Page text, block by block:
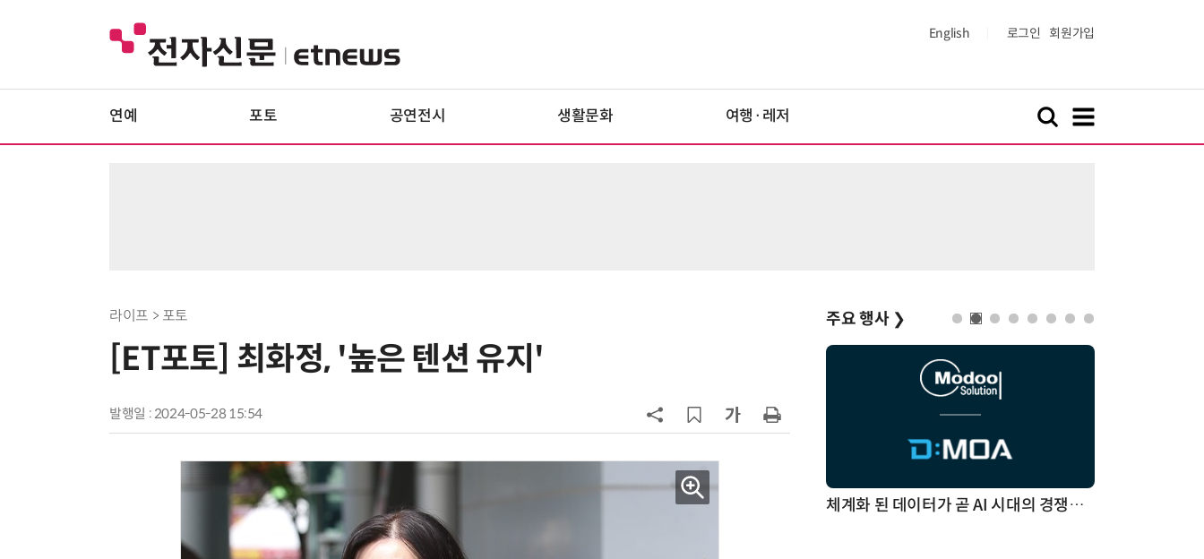
English 로그인 회원가입
연예 포토 공연전시 생활문화 여행·레저
라이프 > 포토
[ET포토] 최화정, '높은 텐션 유지'
발행일 : 2024-05-28 15:54
주요 행사 ❯
체계화 된 데이터가 곧 AI 시대의 경쟁력이다